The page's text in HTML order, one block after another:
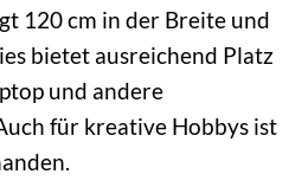
120 cm in der Breite und
bietet ausreichend Platz
und andere
für kreative Hobbys ist